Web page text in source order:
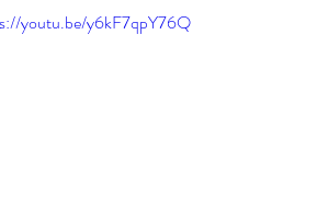
youtu.be/y6kF7qpY76Q